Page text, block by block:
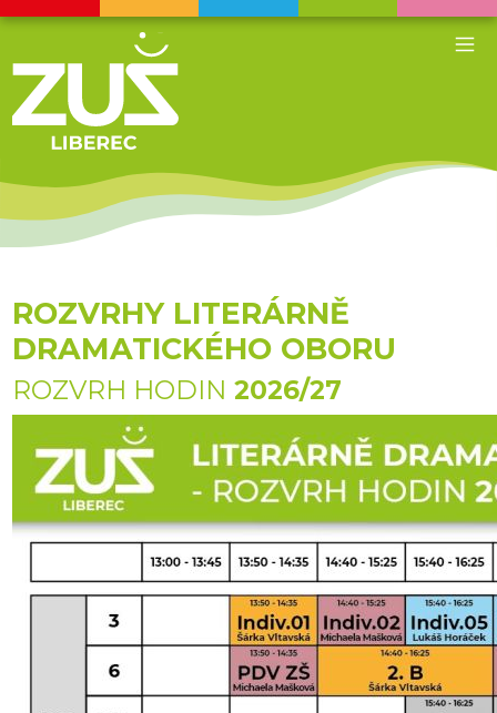
ROZVRHY LITERÁRNĚ
DRAMATICKÉHO OBORU
ROZVRH HODIN 2026/27